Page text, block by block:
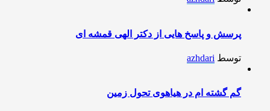
پرسش و پاسخ هایی از دکتر الهی قمشه ای
توسط azhdari
گم گشته ام در هیاهوی تحول زمین